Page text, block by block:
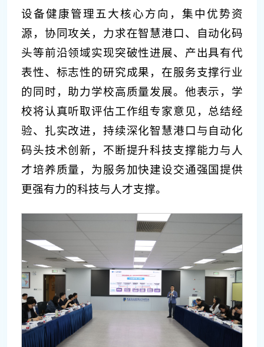
设备健康管理五大核心方向，集中优势资
源，协同攻关，力求在智慧港口、自动化码
头等前沿领域实现突破性进展、产出具有代
表性、标志性的研究成果，在服务支撑行业
的同时，助力学校高质量发展。他表示，学
校将认真听取评估工作组专家意见，总结经
验、扎实改进，持续深化智慧港口与自动化
码头技术创新，不断提升科技支撑能力与人
才培养质量，为服务加快建设交通强国提供
更强有力的科技与人才支撑。